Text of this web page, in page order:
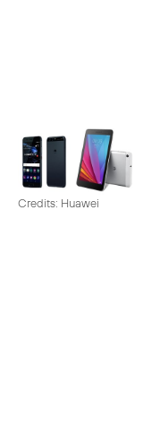
Credits: Huawei